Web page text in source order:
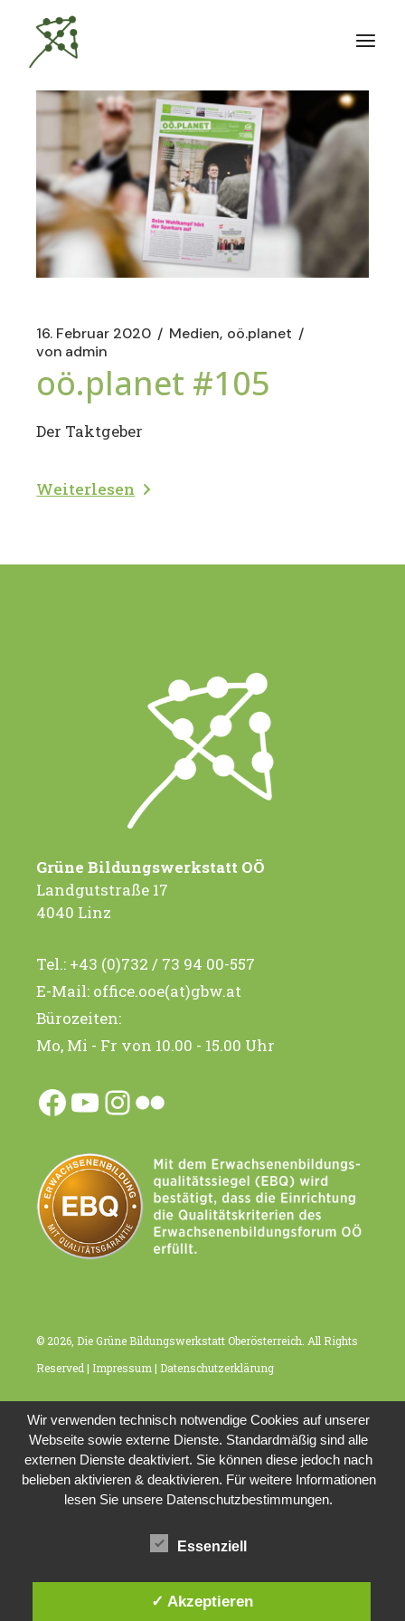
Inhalt
springen
16. Februar 2020 Medien oö.planet
von admin
oö.planet #105
Der Taktgeber
Weiterlesen
Grüne Bildungswerkstatt OÖ
Landgutstraße 17
4040 Linz
Tel.: +43 (0)732 / 73 94 00-557
E-Mail: office.ooe(at)gbw.at
Bürozeiten:
Mo, Mi - Fr von 10.00 - 15.00 Uhr
Facebook
YouTube
Instagram
Flickr
© 2026, Die Grüne Bildungswerkstatt Oberösterreich. All Rights
Reserved | Impressum | Datenschutzerklärung
Wir verwenden technisch notwendige Cookies auf unserer
Webseite sowie externe Dienste. Standardmäßig sind alle
externen Dienste deaktiviert. Sie können diese jedoch nach
belieben aktivieren & deaktivieren. Für weitere Informationen
lesen Sie unsere Datenschutzbestimmungen.
Essenziell
✓ Akzeptieren